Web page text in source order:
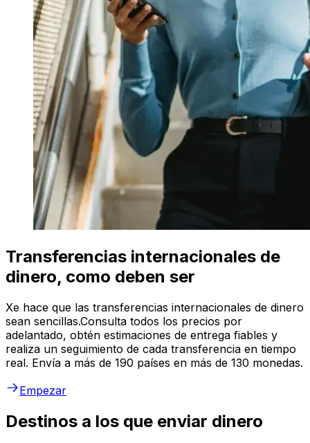
Transferencias internacionales de
dinero, como deben ser
Xe hace que las transferencias internacionales de dinero
sean sencillas.Consulta todos los precios por
adelantado, obtén estimaciones de entrega fiables y
realiza un seguimiento de cada transferencia en tiempo
real. Envía a más de 190 países en más de 130 monedas.
Empezar
Destinos a los que enviar dinero